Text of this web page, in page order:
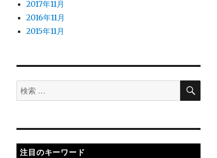
2017年11月
2016年11月
2015年11月
検
索
象:
検
注目のキーワード